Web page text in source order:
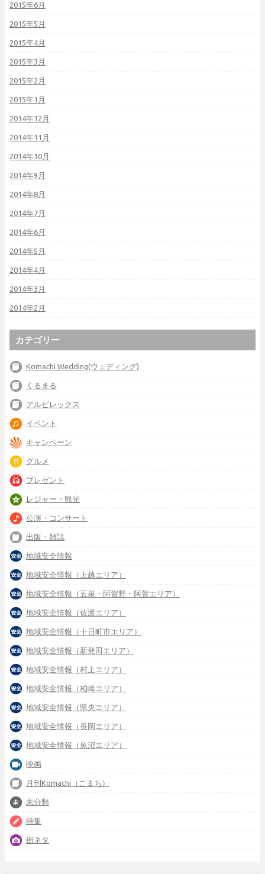
2015年6月
2015年5月
2015年4月
2015年3月
2015年2月
2015年1月
2014年12月
2014年11月
2014年10月
2014年9月
2014年8月
2014年7月
2014年6月
2014年5月
2014年4月
2014年3月
2014年2月
カテゴリー
Komachi Wedding(ウェディング)
くるまる
アルビレックス
イベント
キャンペーン
グルメ
プレゼント
レジャー・観光
公演・コンサート
出版・雑誌
地域安全情報
地域安全情報（上越エリア）
地域安全情報（五泉・阿賀野・阿賀エリア）
地域安全情報（佐渡エリア）
地域安全情報（十日町市エリア）
地域安全情報（新発田エリア）
地域安全情報（村上エリア）
地域安全情報（柏崎エリア）
地域安全情報（県央エリア）
地域安全情報（長岡エリア）
地域安全情報（魚沼エリア）
映画
月刊Komachi（こまち）
未分類
特集
街ネタ